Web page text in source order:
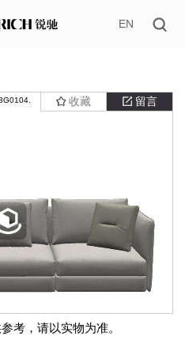
EN
收藏 留言
考，请以实物为准。